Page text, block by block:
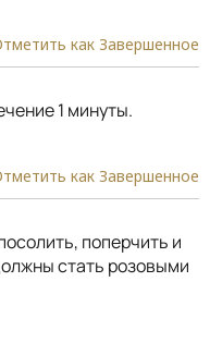
как Завершенное
1 минуты.
как Завершенное
поперчить и
стать розовыми